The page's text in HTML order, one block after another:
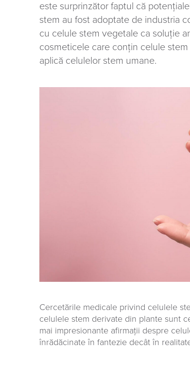
este surprinzător faptul că
stem au fost adoptate de industria
cu celule stem vegetale ca soluție
cosmeticele care conțin celule
aplică celulelor stem umane.
Cercetările medicale privind celulele
celulele stem derivate din plante sunt
mai impresionante afirmații despre
înrădăcinate în fantezie decât în